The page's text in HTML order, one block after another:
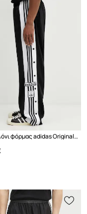
Παντελόνι φόρμας adidas Originals Adibreak